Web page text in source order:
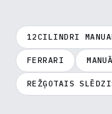
12CILINDRI
FERRARI
REŽĢOTAIS
Reklāma